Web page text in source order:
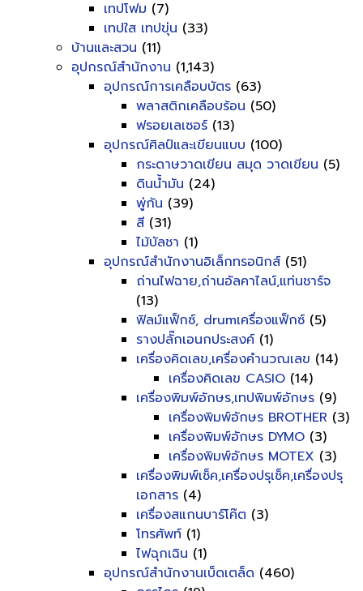
เทปโฟม (7)
เทปใส เทปขุ่น (33)
บ้านและสวน (11)
อุปกรณ์สำนักงาน (1,143)
อุปกรณ์การเคลือบบัตร (63)
พลาสติกเคลือบร้อน (50)
ฟรอยเลเซอร์ (13)
อุปกรณ์ศิลป์และเขียนแบบ (100)
กระดาษวาดเขียน สมุด วาดเขียน (5)
ดินน้ำมัน (24)
พู่กัน (39)
สี (31)
ไม้บัลชา (1)
อุปกรณ์สำนักงานอิเล็กทรอนิกส์ (51)
ถ่านไฟฉาย,ถ่านอัลคาไลน์,แท่นชาร์จ
(13)
ฟิลม์แฟ็กซ์, drumเครื่องแฟ็กซ์ (5)
รางปลั๊กเอนกประสงค์ (1)
เครื่องคิดเลข,เครื่องคำนวณเลข (14)
เครื่องคิดเลข CASIO (14)
เครื่องพิมพ์อักษร,เทปพิมพ์อักษร (9)
เครื่องพิมพ์อักษร BROTHER (3)
เครื่องพิมพ์อักษร DYMO (3)
เครื่องพิมพ์อักษร MOTEX (3)
เครื่องพิมพ์เช็ค,เครื่องปรุเช็ค,เครื่องปรุ
เอกสาร (4)
เครื่องสแกนบาร์โค๊ต (3)
โทรศัพท์ (1)
ไฟฉุกเฉิน (1)
อุปกรณ์สำนักงานเบ็ดเตล็ด (460)